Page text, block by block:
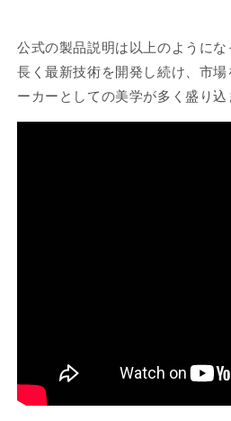
公式の製品説明は以上のように
長く最新技術を開発し続け、市
ーカーとしての美学が多く盛り込